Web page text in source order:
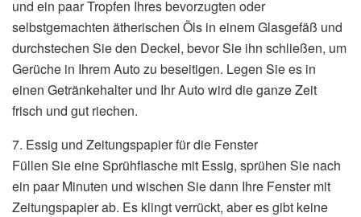
und ein paar Tropfen Ihres bevorzugten oder
selbstgemachten ätherischen Öls in einem Glasgefäß und
durchstechen Sie den Deckel, bevor Sie ihn schließen, um
Gerüche in Ihrem Auto zu beseitigen. Legen Sie es in
einen Getränkehalter und Ihr Auto wird die ganze Zeit
frisch und gut riechen.
7. Essig und Zeitungspapier für die Fenster
Füllen Sie eine Sprühflasche mit Essig, sprühen Sie nach
ein paar Minuten und wischen Sie dann Ihre Fenster mit
Zeitungspapier ab. Es klingt verrückt, aber es gibt keine